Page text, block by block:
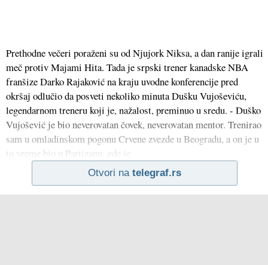
Prethodne večeri poraženi su od Njujork Niksa, a dan ranije igrali
meč protiv Majami Hita. Tada je srpski trener kanadske NBA
franšize Darko Rajaković na kraju uvodne konferencije pred
okršaj odlučio da posveti nekoliko minuta Dušku Vujoševiću,
legendarnom treneru koji je, nažalost, preminuo u sredu. - Duško
Vujošević je bio neverovatan čovek, neverovatan mentor. Trenirao
sam u omladinskom pogonu Crvene zvezde u Beogradu, a on je u
to vreme bio u Partizanu, gde je
Otvori na telegraf.rs